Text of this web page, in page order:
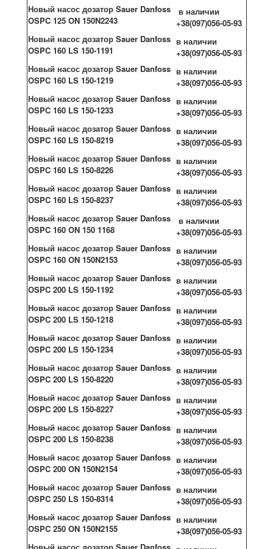
Новый насос дозатор Sauer Danfoss
OSPC 125 ON 150N2243
в наличии
+38(097)056-05-93
Новый насос дозатор Sauer Danfoss
OSPC 160 LS 150-1191
в наличии
+38(097)056-05-93
Новый насос дозатор Sauer Danfoss
OSPC 160 LS 150-1219
в наличии
+38(097)056-05-93
Новый насос дозатор Sauer Danfoss
OSPC 160 LS 150-1233
в наличии
+38(097)056-05-93
Новый насос дозатор Sauer Danfoss
OSPC 160 LS 150-8219
в наличии
+38(097)056-05-93
Новый насос дозатор Sauer Danfoss
OSPC 160 LS 150-8226
в наличии
+38(097)056-05-93
Новый насос дозатор Sauer Danfoss
OSPC 160 LS 150-8237
в наличии
+38(097)056-05-93
Новый насос дозатор Sauer Danfoss
OSPC 160 ON 150 1168
в наличии
+38(097)056-05-93
Новый насос дозатор Sauer Danfoss
OSPC 160 ON 150N2153
в наличии
+38(097)056-05-93
Новый насос дозатор Sauer Danfoss
OSPC 200 LS 150-1192
в наличии
+38(097)056-05-93
Новый насос дозатор Sauer Danfoss
OSPC 200 LS 150-1218
в наличии
+38(097)056-05-93
Новый насос дозатор Sauer Danfoss
OSPC 200 LS 150-1234
в наличии
+38(097)056-05-93
Новый насос дозатор Sauer Danfoss
OSPC 200 LS 150-8220
в наличии
+38(097)056-05-93
Новый насос дозатор Sauer Danfoss
OSPC 200 LS 150-8227
в наличии
+38(097)056-05-93
Новый насос дозатор Sauer Danfoss
OSPC 200 LS 150-8238
в наличии
+38(097)056-05-93
Новый насос дозатор Sauer Danfoss
OSPC 200 ON 150N2154
в наличии
+38(097)056-05-93
Новый насос дозатор Sauer Danfoss
OSPC 250 LS 150-8314
в наличии
+38(097)056-05-93
Новый насос дозатор Sauer Danfoss
OSPC 250 ON 150N2155
в наличии
+38(097)056-05-93